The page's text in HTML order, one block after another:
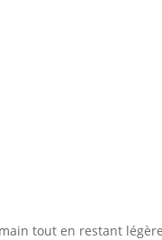
tout en restant